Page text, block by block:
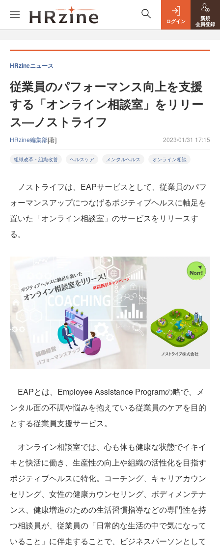
ログイン
新規
会員登録
HRzineニュース
従業員のパフォーマンス向上を支援
する「オンライン相談室」をリリー
ス―ノストライフ
HRzine編集部[著] 2023/01/31 17:15
組織改革・組織改善 ヘルスケア メンタルヘルス オンライン相談
ノストライフは、EAPサービスとして、従業員のパフ
ォーマンスアップにつなげるポジティブヘルスに軸足を
置いた「オンライン相談室」のサービスをリリースす
る。
EAPとは、Employee Assistance Programの略で、メ
ンタル面の不調や悩みを抱えている従業員のケアを目的
とする従業員支援サービス。
オンライン相談室では、心も体も健康な状態でイキイ
キと快活に働き、生産性の向上や組織の活性化を目指す
ポジティブヘルスに特化。コーチング、キャリアカウン
セリング、女性の健康カウンセリング、ボディメンテナ
ンス、健康増進のための生活習慣指導などの専門性を持
つ相談員が、従業員の「日常的な生活の中で気になって
いること」に伴走することで、ビジネスパーソンとして